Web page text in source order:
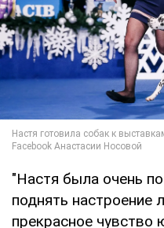
"Настя была очень
поднять настроение
прекрасное